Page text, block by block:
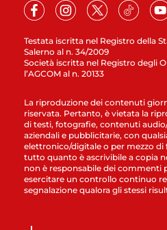
Testata iscritta nel Registro della
Salerno al n. 34/2009
Società iscritta nel Registro degli
l’AGCOM al n. 20133
La riproduzione dei contenuti
riservata. Pertanto, è vietata la
di testi, fotografie, contenuti
aziendali e pubblicitarie, con
elettronico/digitale o per mezzo
tutto quanto è ascrivibile a copia
non è responsabile dei commenti
esercitare un controllo continuo
segnalazione qualora gli stessi